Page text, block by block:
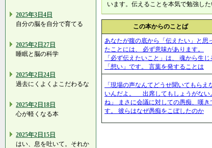
2025年3日4日
自分の脳を自分で育てる
2025年2日27日
睡眠と脳の科学
2025年2日24日
過去にくよくよこだわるな
2025年2日18日
心が軽くなる本
2025年2日15日
はい、息を吐いて。それか
います。伝えることを本気で勉強し
この本からのことば
あなたが腹の底から「伝えたい」と思
たことには、 必ず意味があります。
「必ず伝えたいこと」は、 魂から生じ
「想い」です。 言葉を発することは
「現場の声なんてどうせ聞いてもらえ
いんだよ。 出席してもしょうがない
ね」 まさに会議に対しての愚痴、嘆き
す。 彼らはなぜ愚痴をこぼしたのか